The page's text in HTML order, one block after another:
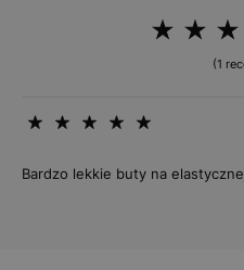
(1
Bardzo lekkie buty na